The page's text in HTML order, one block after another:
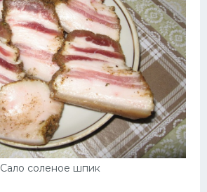
Сало соленое шпик